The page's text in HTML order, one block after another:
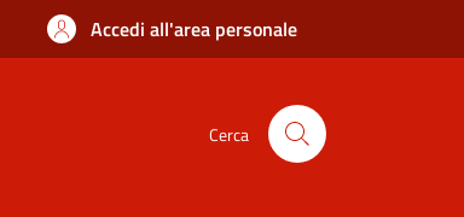
Accedi all'area personale
Cerca